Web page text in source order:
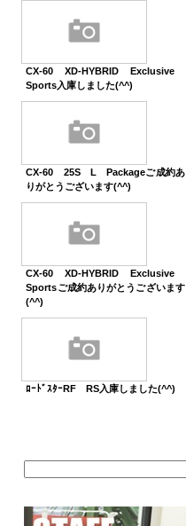
CX-60 XD-HYBRID Exclusive
Sports入庫しました(^^)
CX-60 25S L Packageご成約あ
りがとうございます(^^)
CX-60 XD-HYBRID Exclusive
Sportsご成約ありがとうございます
(^^)
ﾛｰﾄﾞｽﾀｰRF RS入庫しました(^^)